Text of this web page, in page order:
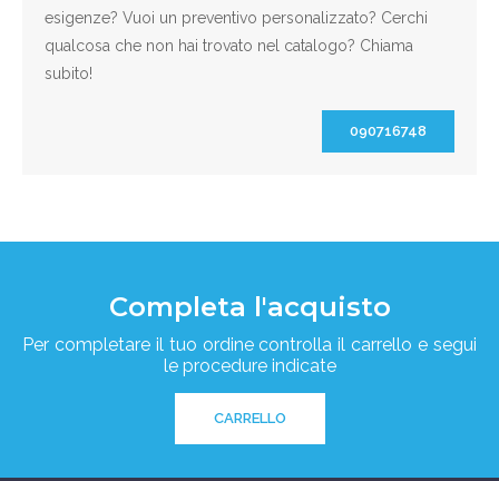
esigenze? Vuoi un preventivo personalizzato? Cerchi
qualcosa che non hai trovato nel catalogo? Chiama
subito!
090716748
Completa l'acquisto
Per completare il tuo ordine controlla il carrello e segui
le procedure indicate
CARRELLO